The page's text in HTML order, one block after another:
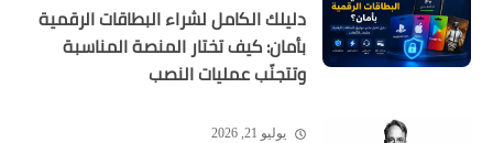
دليلك الكامل لشراء البطاقات الرقمية
بأمان: كيف تختار المنصة المناسبة
وتتجنّب عمليات النصب
يوليو 21, 2026